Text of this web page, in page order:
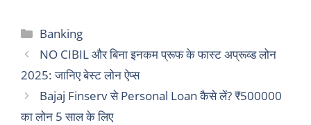
Categories
Banking
NO CIBIL और बिना इनकम प्रूफ के फास्ट अप्रूव्ड लोन
2025: जानिए बेस्ट लोन ऐप्स
Bajaj Finserv से Personal Loan कैसे लें? ₹500000
का लोन 5 साल के लिए